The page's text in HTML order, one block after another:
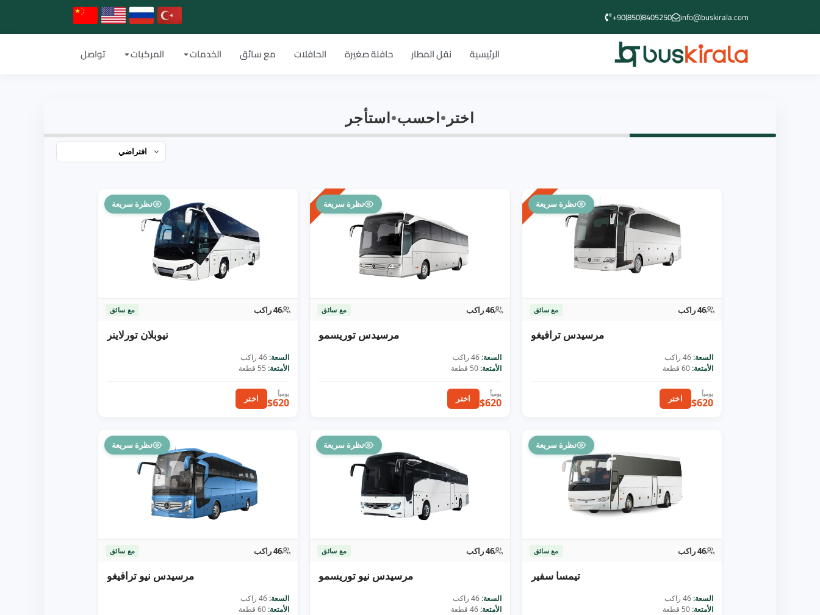
info@buskirala.com
+90(850)8405250
الرئيسية نقل المطار حافلة صغيرة الحافلات مع سائق الخدمات المركبات تواصل
اختر •احسب•استأجر
شائعنظرة سريعة
46 راكب مع سائق
مرسيدس ترافيغو
السعة:
الأمتعة:
$620 اختر
شائعنظرة سريعة
46 راكب مع سائق
مرسيدس توريسمو
السعة:46 راكب
الأمتعة:50 قطعة
$620 اختر
نظرة سريعة
46 راكب مع سائق
نيوبلان تورلاينر
السعة:46 راكب
الأمتعة:55 قطعة
$620 اختر
نظرة سريعة
46 راكب مع سائق
تيمسا سفير
السعة:
الأمتعة:
نظرة سريعة
46 راكب مع سائق
مرسيدس نيو توريسمو
السعة:46 راكب
الأمتعة:46 قطعة
نظرة سريعة
46 راكب مع سائق
مرسيدس نيو ترافيغو
السعة:46 راكب
الأمتعة:60 قطعة